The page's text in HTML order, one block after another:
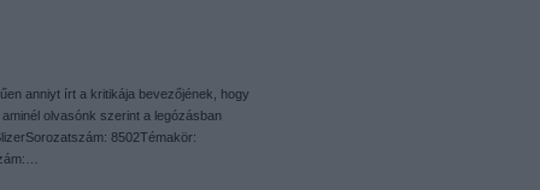
anniyt írt a kritikája bevezőjének, hogy
olvasónk szerint a legózásban
8502Témakör: